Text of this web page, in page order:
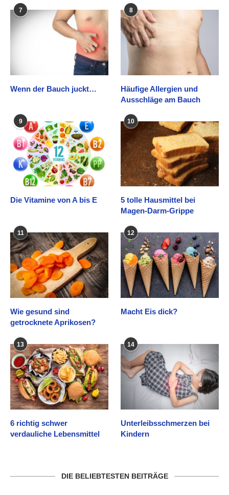
7
Wenn der Bauch juckt…
8
Häufige Allergien und
Ausschläge am Bauch
9
Die Vitamine von A bis E
10
5 tolle Hausmittel bei
Magen-Darm-Grippe
11
Wie gesund sind
getrocknete Aprikosen?
12
Macht Eis dick?
13
6 richtig schwer
verdauliche Lebensmittel
14
Unterleibsschmerzen bei
Kindern
DIE BELIEBTESTEN BEITRÄGE